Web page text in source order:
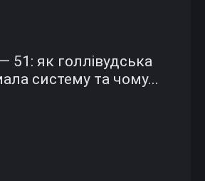
51: як голлівудська
систему та чому...